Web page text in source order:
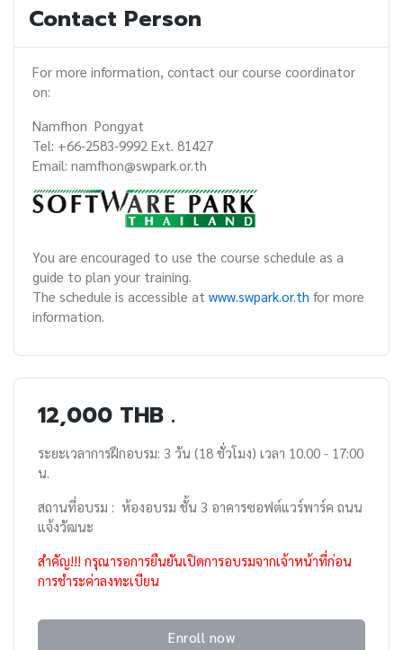
Contact Person
For more information, contact our course coordinator
on:
Namfhon Pongyat
Tel: +66-2583-9992 Ext. 81427
Email: namfhon@swpark.or.th
You are encouraged to use the course schedule as a
guide to plan your training.
The schedule is accessible at www.swpark.or.th for more
information.
12,000 THB .
ระยะเวลาการฝึกอบรม: 3 วัน (18 ชั่วโมง) เวลา 10.00 - 17:00
น.
สถานที่อบรม : ห้องอบรม ชั้น 3 อาคารซอฟต์แวร์พาร์ค ถนน
แจ้งวัฒนะ
สำคัญ!!! กรุณารอการยืนยันเปิดการอบรมจากเจ้าหน้าที่ก่อน
การชำระค่าลงทะเบียน
Enroll now